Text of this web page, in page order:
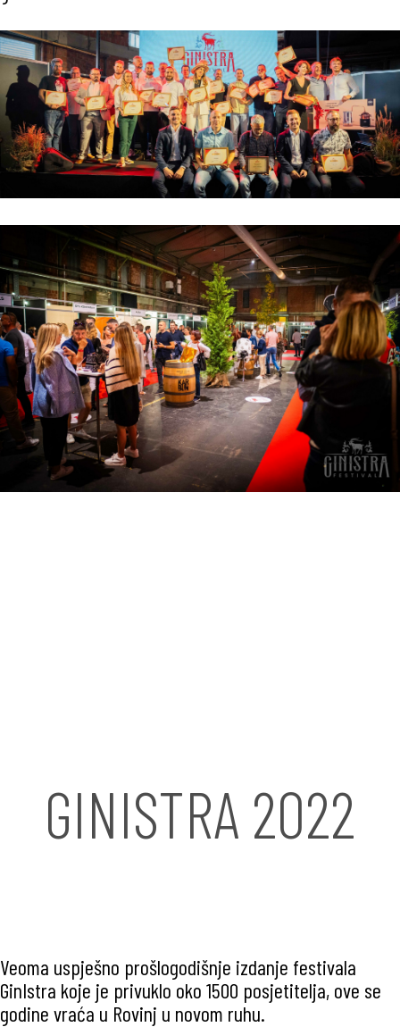
GINISTRA 2022
Veoma uspješno prošlogodišnje izdanje festivala
GinIstra koje je privuklo oko 1500 posjetitelja, ove se
godine vraća u Rovinj u novom ruhu.